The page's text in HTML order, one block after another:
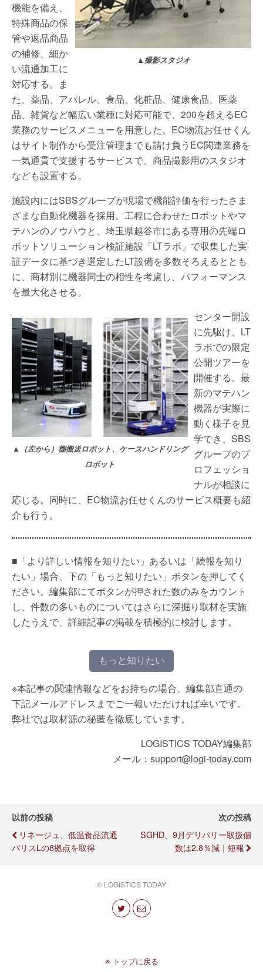
▲撮影スタジオ
機能を備え、
特殊商品の保
管や返品商品
の補修、細か
い流通加工に
対応する。ま
た、薬品、アパレル、食品、化粧品、健康食品、医薬
品、雑貨など幅広い業種に対応可能で、200を超えるEC
業務のサービスメニューを用意した。EC物流お任せくん
はサイト制作から受注管理までも請け負うEC関連業務を
一気通貫で支援するサービスで、商品撮影用のスタジオ
なども設置する。
施設内にはSBSグループが現場で機能評価を行ったさま
ざまな自動化機器を採用。工程に合わせたロボットやマ
テハンのノウハウと、埼玉県越谷市にある専用の先端ロ
ボットソリューション検証施設「LTラボ」で収集した実
証データに基づき選定したLT設備を多数そろえるととも
に、商材別に機器同士の相性を考慮し、パフォーマンス
を最大化させる。
▲（左から）棚搬送ロボット、ケースハンドリング
ロボット
センター開設
に先駆け、LT
ラボでの限定
公開ツアーを
開催する。最
新のマテハン
機器が実際に
動く様子を見
学でき、SBS
グループのプ
ロフェッショ
ナルが相談に
応じる。同時に、EC物流お任せくんのサービス概要も紹
介も行う。
■「より詳しい情報を知りたい」あるいは「続報を知り
たい」場合、下の「もっと知りたい」ボタンを押してく
ださい。編集部にてボタンが押された数のみをカウント
し、件数の多いものについてはさらに深掘り取材を実施
したうえで、詳細記事の掲載を積極的に検討します。
もっと知りたい
※本記事の関連情報などをお持ちの場合、編集部直通の
下記メールアドレスまでご一報いただければ幸いです。
弊社では取材源の秘匿を徹底しています。
LOGISTICS TODAY編集部
メール：support@logi-today.com
以前の投稿
リネージュ、低温食品流通
バリスLの8拠点を取得
次の投稿
SGHD、9月デリバリー取扱個
数は2.8％減｜短報
© LOGISTICS TODAY
トップに戻る